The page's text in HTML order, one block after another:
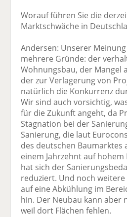
Worauf führen Sie die
Marktschwäche in
Andersen: Unserer
mehrere Gründe: der
Wohnungsbau, der Mangel
der zur Verlagerung von
natürlich die Konkurrenz
Wir sind auch vorsichtig,
für die Zukunft angeht, da
Stagnation bei der
Sanierung, die laut
des deutschen Baumarktes
einem Jahrzehnt auf
hat sich der
reduziert. Und noch
auf eine Abkühlung im
hin. Der Neubau kann aber
weil dort Flächen fehlen.